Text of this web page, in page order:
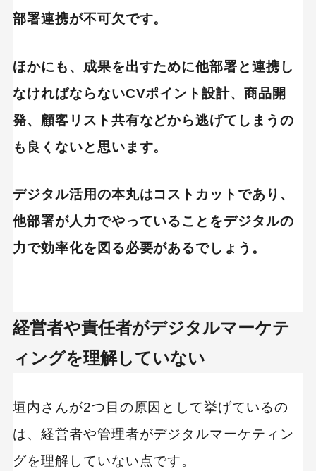
部署連携が不可欠です。
ほかにも、成果を出すために他部署と連携し
なければならないCVポイント設計、商品開
発、顧客リスト共有などから逃げてしまうの
も良くないと思います。
デジタル活用の本丸はコストカットであり、
他部署が人力でやっていることをデジタルの
力で効率化を図る必要があるでしょう。
経営者や責任者がデジタルマーケテ
ィングを理解していない
垣内さんが2つ目の原因として挙げているの
は、経営者や管理者がデジタルマーケティン
グを理解していない点です。